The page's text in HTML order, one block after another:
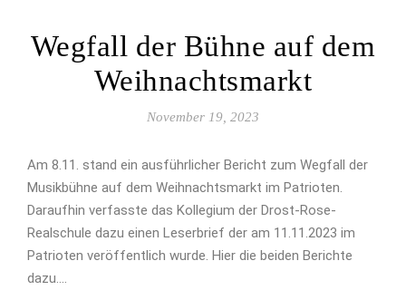
Wegfall der Bühne auf dem
Weihnachtsmarkt
November 19, 2023
Am 8.11. stand ein ausführlicher Bericht zum Wegfall der
Musikbühne auf dem Weihnachtsmarkt im Patrioten.
Daraufhin verfasste das Kollegium der Drost-Rose-
Realschule dazu einen Leserbrief der am 11.11.2023 im
Patrioten veröffentlich wurde. Hier die beiden Berichte
dazu….